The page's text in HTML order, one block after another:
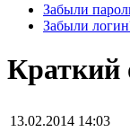
Забыли
Забыли
Краткий
13.02.2014 14:03